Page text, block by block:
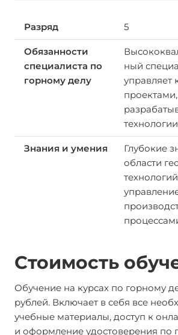
5
ный
управляет
проектами,
Глубокие
области
Стоимость
Обучение на курсах по горному
рублей. Включает в себя все
учебные материалы, доступ к
и оформление удостоверения по